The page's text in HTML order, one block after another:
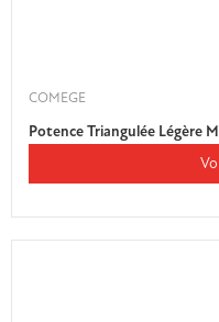
COMEGE
Potence Triangulée Légère